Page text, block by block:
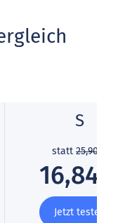
S
statt25,90 €
16,84
Jetzt testen